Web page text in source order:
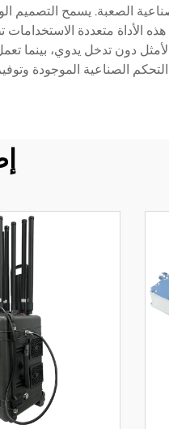
الصعبة. يسمح التصميم
الأداة متعددة
الأمثل دون تدخل يدوي، بينما
الصناعية الموجودة